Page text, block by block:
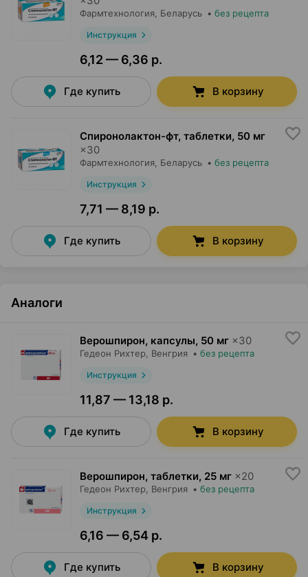
Фармтехнология , Беларусь • без рецепта
Инструкция
6,12 — 6,36 р.
Где купить В корзину
Спиронолактон-фт, таблетки, 50 мг
×30
Фармтехнология , Беларусь • без рецепта
Инструкция
7,71 — 8,19 р.
Где купить В корзину
Аналоги
Верошпирон, капсулы, 50 мг ×30
Гедеон Рихтер , Венгрия • без рецепта
Инструкция
11,87 — 13,18 р.
Где купить В корзину
Верошпирон, таблетки, 25 мг ×20
Гедеон Рихтер , Венгрия • без рецепта
Инструкция
6,16 — 6,54 р.
Где купить В корзину